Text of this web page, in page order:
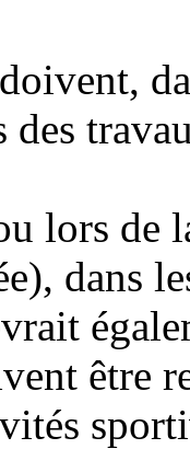
des
lors de
dans
être